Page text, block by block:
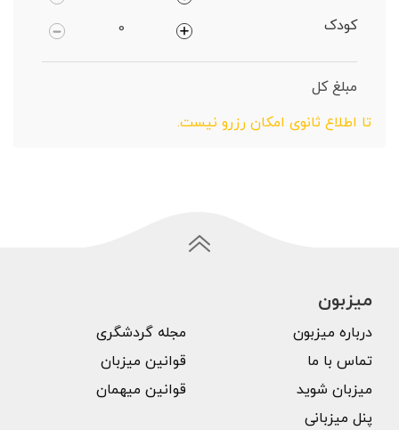
کودک
مبلغ کل
تا اطلاع ثانوی امکان رزرو نیست.
میزبون
درباره میزبون
تماس با ما
میزبان شوید
پنل میزبانی
مجله گردشگری
قوانین میزبان
قوانین میهمان